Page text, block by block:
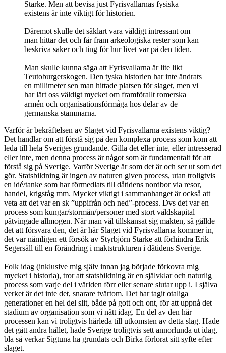
Starke. Men att bevisa just Fyrisvallarnas fysiska
existens är inte viktigt för historien.
Däremot skulle det såklart vara väldigt intressant om
man hittar det och får fram arkeologiska rester som kan
beskriva saker och ting för hur livet var på den tiden.
Man skulle kunna säga att Fyrisvallarna är lite likt
Teutoburgerskogen. Den tyska historien har inte ändrats
en millimeter sen man hittade platsen för slaget, men vi
har lärt oss väldigt mycket om framförallt romerska
armén och organisationsförmåga hos delar av de
germanska stammarna.
Varför är bekräftelsen av Slaget vid Fyrisvallarna existens viktig?
Det handlar om att förstå sig på den komplexa process som kom att
leda till hela Sveriges grundande. Gilla det eller inte, eller intresserad
eller inte, men denna process är något som är fundamentalt för att
förstå sig på Sverige. Varför Sverige är som det är och ser ut som det
gör. Statsbildning är ingen av naturen given process, utan troligtvis
en idé/tanke som har förmedlats till dåtidens nordbor via resor,
handel, krigståg mm. Mycket viktigt i sammanhanget är också att
veta att det var en sk ”uppifrån och ned”-process. Dvs det var en
process som kungar/stormän/personer med stort våldskapital
påtvingade allmogen. När man väl tillskansat sig makten, så gällde
det att försvara den, det är här Slaget vid Fyrisvallarna kommer in,
det var nämligen ett försök av Styrbjörn Starke att förhindra Erik
Segersäll till en förändring i maktstrukturen i dåtidens Sverige.
Folk idag (inklusive mig själv innan jag började förkovra mig
mycket i historia), tror att statsbildning är en självklar och naturlig
process som varje del i världen förr eller senare slutar upp i. I själva
verket är det inte det, snarare tvärtom. Det har tagit otaliga
generationer en hel del slit, både på gott och ont, för att uppnå det
stadium av organisation som vi nått idag. En del av den här
processen kan vi troligtvis härleda till utkomsten av detta slag. Hade
det gått andra hållet, hade Sverige troligtvis sett annorlunda ut idag,
bla så verkar Sigtuna ha grundats och Birka förlorat sitt syfte efter
slaget.